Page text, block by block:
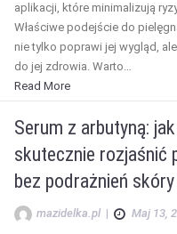
aplikacji, które minimalizują
Właściwe podejście do
nie tylko poprawi jej wygląd,
do jej zdrowia. Warto…
Read More
Serum z arbutyną:
skutecznie rozjaśnić
bez podrażnień skóry
mazidelka.pl | Maj 13,